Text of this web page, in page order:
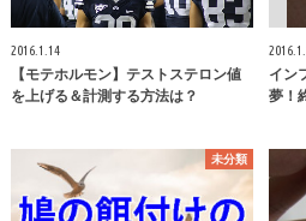
2016.1.14
【モテホルモン】テストステロン値
を上げる＆計測する方法は？
イン
夢！
未分類